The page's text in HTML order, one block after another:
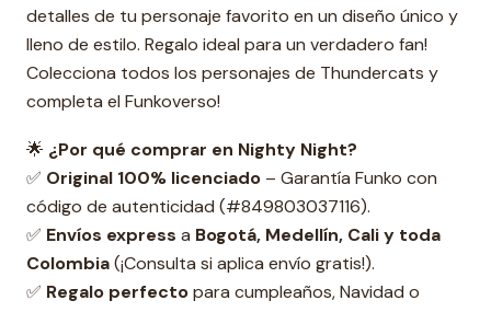
detalles de tu personaje favorito en un diseño único y
lleno de estilo. Regalo ideal para un verdadero fan!
Colecciona todos los personajes de Thundercats y
completa el Funkoverso!
🌟 ¿Por qué comprar en Nighty Night?
✅ Original 100% licenciado – Garantía Funko con
código de autenticidad (#849803037116).
✅ Envíos express a Bogotá, Medellín, Cali y toda
Colombia(¡Consulta si aplica envío gratis!).
✅ Regalo perfectopara cumpleaños, Navidad o